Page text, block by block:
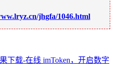
jhgfa/1046.html
下载-在线 imToken，开启数字